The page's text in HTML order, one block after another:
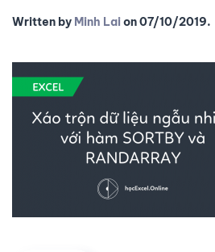
Written by Minh Laion07/10/2019.